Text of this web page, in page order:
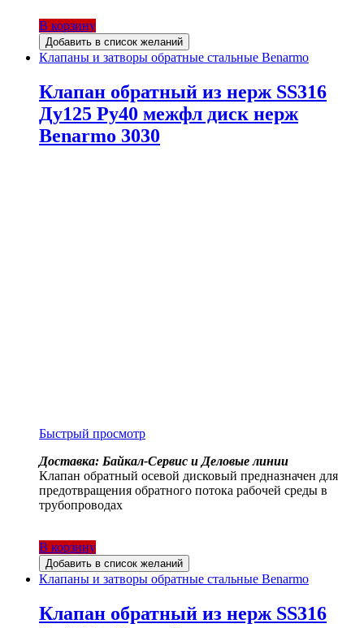
В корзину
Добавить в список желаний
Клапаны и затворы обратные стальные Benarmo
Клапан обратный из нерж SS316
Ду125 Ру40 межфл диск нерж
Benarmo 3030
Быстрый просмотр
Доставка: Байкал-Сервис и Деловые линии
Клапан обратный осевой дисковый предназначен для
предотвращения обратного потока рабочей среды в
трубопроводах
В корзину
Добавить в список желаний
Клапаны и затворы обратные стальные Benarmo
Клапан обратный из нерж SS316